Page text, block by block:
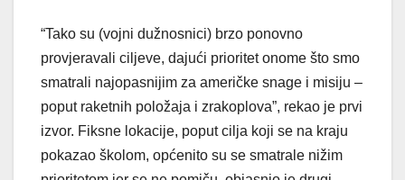
“Tako su (vojni dužnosnici) brzo ponovno
provjeravali ciljeve, dajući prioritet onome što smo
smatrali najopasnijim za američke snage i misiju –
poput raketnih položaja i zrakoplova”, rekao je prvi
izvor. Fiksne lokacije, poput cilja koji se na kraju
pokazao školom, općenito su se smatrale nižim